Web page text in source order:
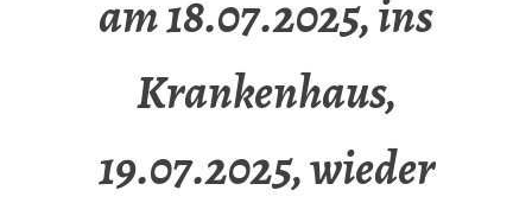
am 18.07.2025, ins
Krankenhaus,
19.07.2025, wieder